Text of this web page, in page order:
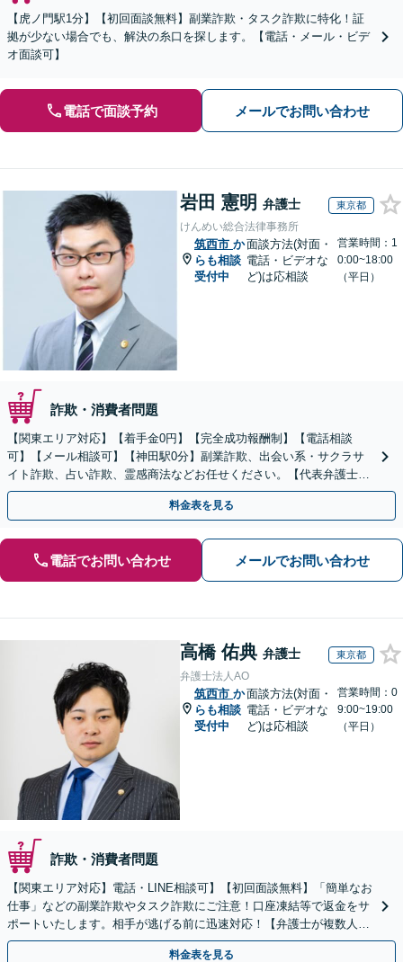
【虎ノ門駅1分】【初回面談無料】副業詐欺・タスク詐欺に特化！証
拠が少ない場合でも、解決の糸口を探します。【電話・メール・ビデ
オ面談可】
電話で面談予約 メールでお問い合わせ
岩田 憲明 弁護士 東京都
けんめい総合法律事務所
筑西市 か
らも相談
受付中
面談方法(対面・
電話・ビデオな
ど)は応相談
営業時間：1
0:00~18:00
（平日）
詐欺・消費者問題
【関東エリア対応】【着手金0円】【完全成功報酬制】【電話相談
可】【メール相談可】【神田駅0分】副業詐欺、出会い系・サクラサ
イト詐欺、占い詐欺、霊感商法などお任せください。【代表弁護士が
対応】
料金表を見る
電話でお問い合わせ メールでお問い合わせ
高橋 佑典 弁護士 東京都
弁護士法人AO
筑西市 か
らも相談
受付中
面談方法(対面・
電話・ビデオな
ど)は応相談
営業時間：0
9:00~19:00
（平日）
詐欺・消費者問題
【関東エリア対応】電話・LINE相談可】【初回面談無料】「簡単なお
仕事」などの副業詐欺やタスク詐欺にご注意！口座凍結等で返金をサ
ポートいたします。相手が逃げる前に迅速対応！【弁護士が複数人在
籍】事務所内で連携し問題解決へ【休日・夜間面談可】
料金表を見る